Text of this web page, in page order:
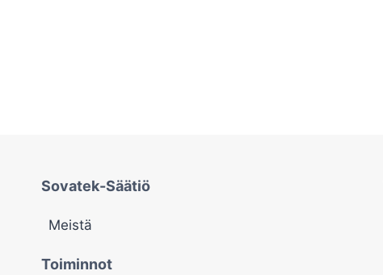
Sovatek-Säätiö
Meistä
Toiminnot